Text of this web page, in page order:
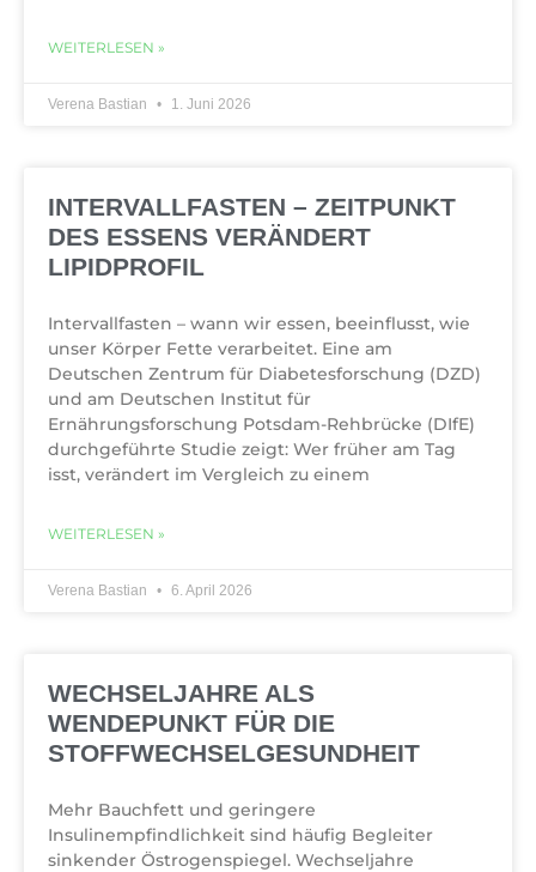
WEITERLESEN »
Verena Bastian 1. Juni 2026
INTERVALLFASTEN – ZEITPUNKT
DES ESSENS VERÄNDERT
LIPIDPROFIL
Intervallfasten – wann wir essen, beeinflusst, wie
unser Körper Fette verarbeitet. Eine am
Deutschen Zentrum für Diabetesforschung (DZD)
und am Deutschen Institut für
Ernährungsforschung Potsdam-Rehbrücke (DIfE)
durchgeführte Studie zeigt: Wer früher am Tag
isst, verändert im Vergleich zu einem
WEITERLESEN »
Verena Bastian 6. April 2026
WECHSELJAHRE ALS
WENDEPUNKT FÜR DIE
STOFFWECHSELGESUNDHEIT
Mehr Bauchfett und geringere
Insulinempfindlichkeit sind häufig Begleiter
sinkender Östrogenspiegel. Wechseljahre